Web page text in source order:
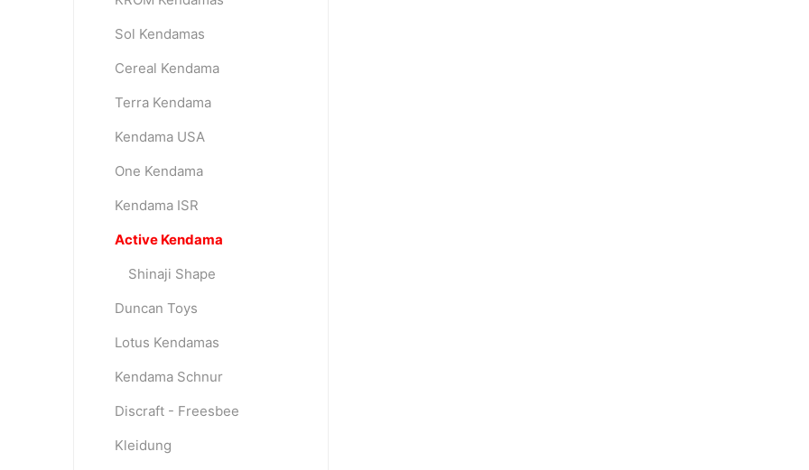
Sol Kendamas
Cereal Kendama
Terra Kendama
Kendama USA
One Kendama
Kendama ISR
Active Kendama
Shinaji Shape
Duncan Toys
Lotus Kendamas
Kendama Schnur
Discraft - Freesbee
Kleidung